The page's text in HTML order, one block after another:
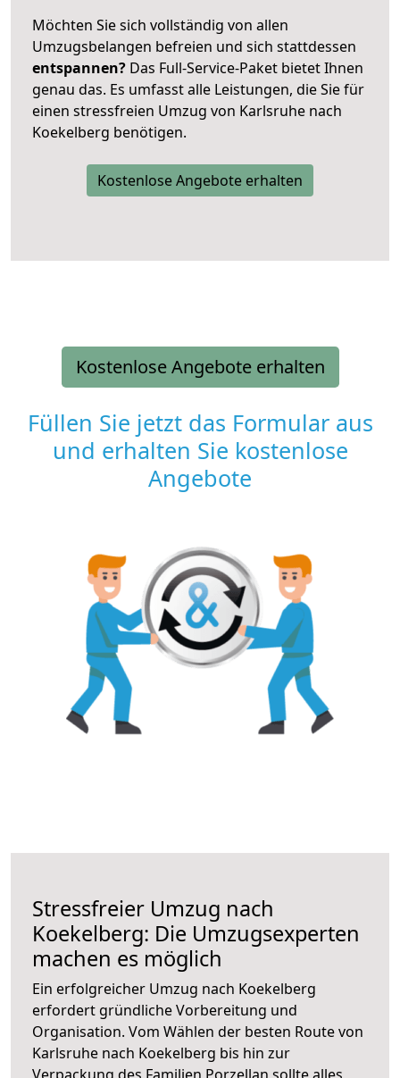
Möchten Sie sich vollständig von allen
Umzugsbelangen befreien und sich stattdessen
entspannen? Das Full-Service-Paket bietet Ihnen
genau das. Es umfasst alle Leistungen, die Sie für
einen stressfreien Umzug von Karlsruhe nach
Koekelberg benötigen.
Kostenlose Angebote erhalten
Kostenlose Angebote erhalten
Füllen Sie jetzt das Formular aus
und erhalten Sie kostenlose
Angebote
Stressfreier Umzug nach
Koekelberg: Die Umzugsexperten
machen es möglich
Ein erfolgreicher Umzug nach Koekelberg
erfordert gründliche Vorbereitung und
Organisation. Vom Wählen der besten Route von
Karlsruhe nach Koekelberg bis hin zur